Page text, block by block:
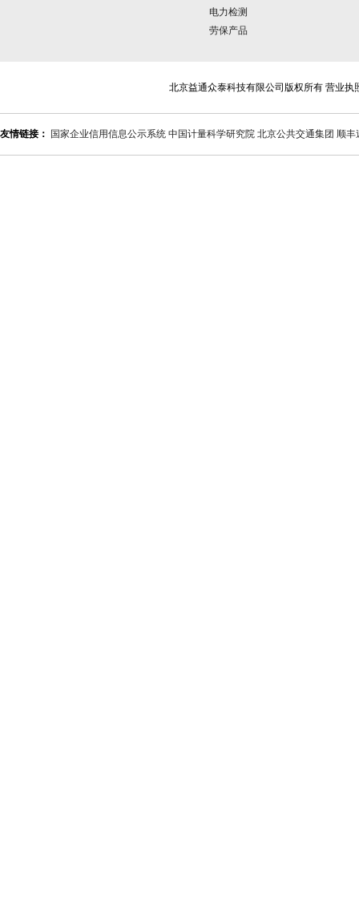
电力检测
劳保产品
北京益通众泰科技有限公司版权所有 营业执
友情链接： 国家企业信用信息公示系统 中国计量科学研究院 北京公共交通集团 顺丰